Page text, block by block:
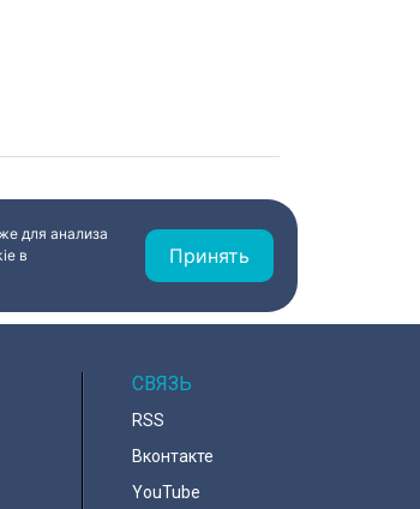
для анализа
в
Принять
СВЯЗЬ
RSS
Вконтакте
YouTube